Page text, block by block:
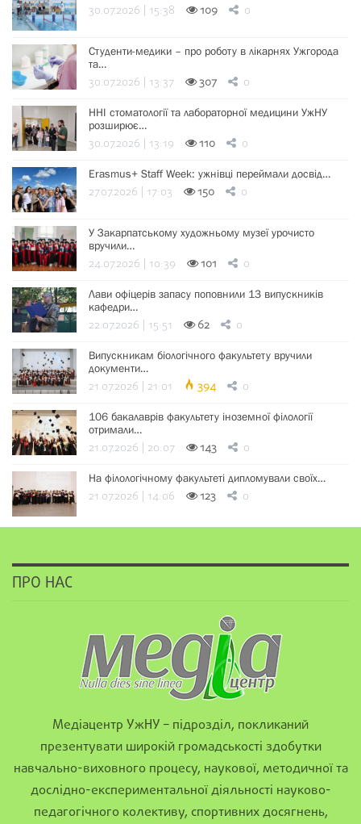
30.07.2026 | 15:38 109 0
Студенти-медики – про роботу в лікарнях Ужгорода
та…
30.07.2026 | 13:37 307 0
ННІ стоматології та лабораторної медицини УжНУ
розширює…
30.07.2026 | 13:19 110 0
Erasmus+ Staff Week: ужнівці переймали досвід…
27.07.2026 | 17:03 150 0
У Закарпатському художньому музеї урочисто
вручили…
24.07.2026 | 10:39 101 0
Лави офіцерів запасу поповнили 13 випускників
кафедри…
22.07.2026 | 15:51 62 0
Випускникам біологічного факультету вручили
документи…
21.07.2026 | 21:01 394 0
106 бакалаврів факультету іноземної філології
отримали…
21.07.2026 | 20:07 143 0
На філологічному факультеті дипломували своїх…
21.07.2026 | 14:06 123 0
ПРО НАС
Медіацентр УжНУ – підрозділ, покликаний
презентувати широкій громадськості здобутки
навчально-виховного процесу, наукової, методичної та
дослідно-експериментальної діяльності науково-
педагогічного колективу, спортивних досягнень,